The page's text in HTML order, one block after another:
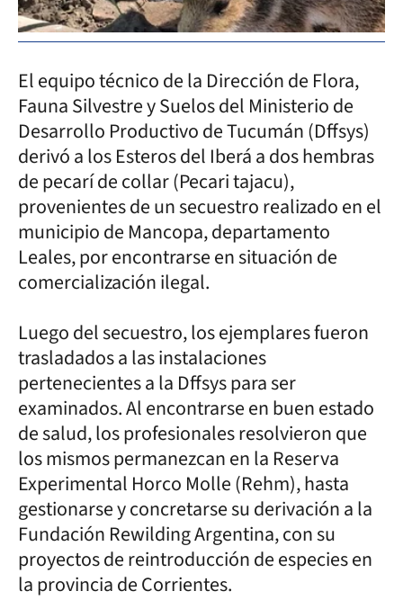
El equipo técnico de la Dirección de Flora,
Fauna Silvestre y Suelos del Ministerio de
Desarrollo Productivo de Tucumán (Dffsys)
derivó a los Esteros del Iberá a dos hembras
de pecarí de collar (Pecari tajacu),
provenientes de un secuestro realizado en el
municipio de Mancopa, departamento
Leales, por encontrarse en situación de
comercialización ilegal.
Luego del secuestro, los ejemplares fueron
trasladados a las instalaciones
pertenecientes a la Dffsys para ser
examinados. Al encontrarse en buen estado
de salud, los profesionales resolvieron que
los mismos permanezcan en la Reserva
Experimental Horco Molle (Rehm), hasta
gestionarse y concretarse su derivación a la
Fundación Rewilding Argentina, con su
proyectos de reintroducción de especies en
la provincia de Corrientes.